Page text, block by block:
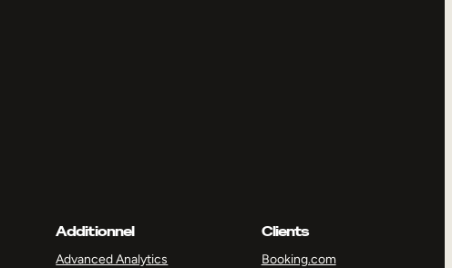
Additionnel
Advanced Analytics
Clients
Booking.com